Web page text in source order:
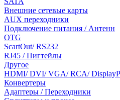
Внешние сетевые карты
AUX переходники
Подключение питания / Антенн
OTG
ScartOut/ RS232
RJ45 / Пигтейлы
Другое
HDMI/ DVI/ VGA/ RCA/
Конвертеры
Адаптеры / Переходники